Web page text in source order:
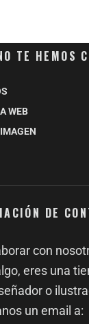
TE HEMOS
WEB
DE
con
eres una
o
un email a: